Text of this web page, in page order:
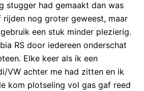
stugger had gemaakt dan was
nog groter geweest, maar
een stuk minder plezierig.
RS door iedereen onderschat
Elke keer als ik een
VW achter me had zitten en ik
kom plotseling vol gas gaf reed